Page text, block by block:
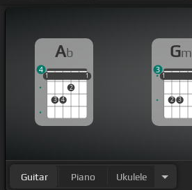
Ab
1
3 4
2
1
1 1
4
Gm
1
2 3
1
3
Guitar Piano Ukulele